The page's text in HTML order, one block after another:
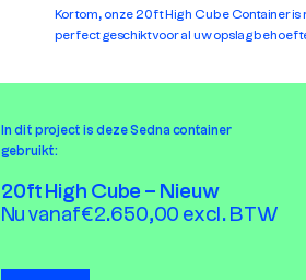
Kortom, onze 20ft High Cube Container
perfect geschikt voor al uw
In dit project is deze Sedna container
gebruikt:
20ft High Cube – Nieuw
Nu vanaf €2.650,00 excl. BTW